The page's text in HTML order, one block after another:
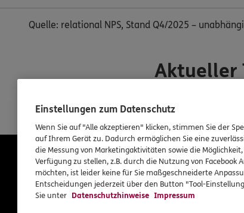
Quelle: relational NPS, Stand Q4/2025 –
Aktueller
Einstellungen zum Datenschutz
Wenn Sie auf "Alle akzeptieren" klicken, stimmen Sie der
auf Ihrem Gerät zu. Dadurch ermöglichen Sie eine
die Messung von Marketingaktivitäten sowie die
Verfügung zu stellen, z.B. durch die Nutzung von Facebook
möchten, ist leider keine für Sie maßgeschneiderte
Entscheidungen jederzeit über den Button "Tool-
Sie unter Datenschutzhinweise Impressum